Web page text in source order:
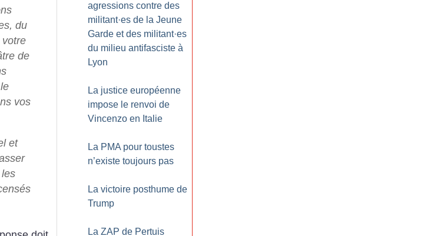
du
votre
de
vos
et
agressions contre des
militant·es de la Jeune
Garde et des militant·es
du milieu antifasciste à
Lyon
La justice européenne
impose le renvoi de
Vincenzo en Italie
La PMA pour toustes
n’existe toujours pas
La victoire posthume de
Trump
La ZAP de Pertuis